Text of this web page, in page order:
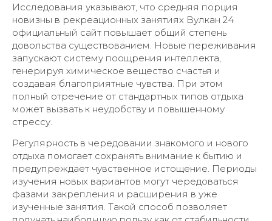
Исследования указывают, что средняя порция
новизны в рекреационных занятиях Вулкан 24
официальный сайт повышает общий степень
довольства существованием. Новые переживания
запускают систему поощрения интеллекта,
генерируя химическое вещество счастья и
создавая благоприятные чувства. При этом
полный отречение от стандартных типов отдыха
может вызвать к неудобству и повышенному
стрессу.
Регулярность в чередовании знакомого и нового
отдыха помогает сохранять внимание к бытию и
предупреждает чувственное истощение. Периоды
изучения новых вариантов могут чередоваться
фазами закрепления и расширения в уже
изученные занятия. Такой способ позволяет